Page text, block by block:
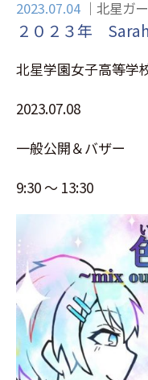
2023.07.04 北星ガ
２０２３年
北星学園女子高等
2023.07.08
一般公開＆バザー
9:30 ～ 13:30